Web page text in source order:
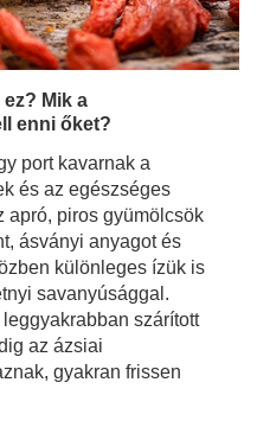
enni őket?
port kavarnak a
és az egészséges
piros gyümölcsök
ásványi anyagot és
különleges ízük is
savanyúsággal.
szárított
az ázsiai
gyakran frissen